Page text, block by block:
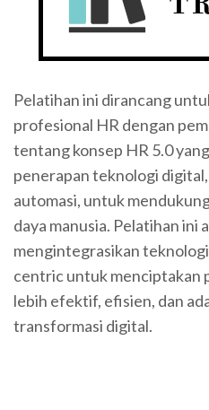
Pelatihan ini dirancang
profesional HR dengan
tentang konsep HR 5.0
penerapan teknologi
automasi, untuk
daya manusia. Pelatihan ini
mengintegrasikan
centric untuk menciptakan
lebih efektif, efisien, dan
transformasi digital.